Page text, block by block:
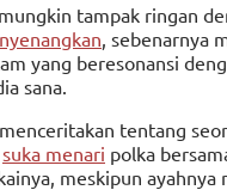
tampak ringan
, sebenarnya
yang beresonansi
sana.
tentang
suka menari polka
meskipun ayahnya